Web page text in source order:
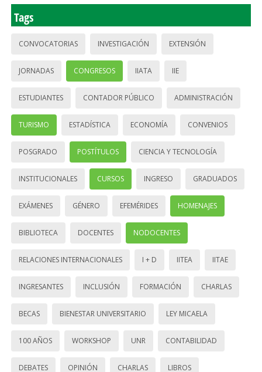
Tags
CONVOCATORIAS INVESTIGACIÓN EXTENSIÓN
JORNADAS CONGRESOS IIATA IIE
ESTUDIANTES CONTADOR PÚBLICO ADMINISTRACIÓN
TURISMO ESTADÍSTICA ECONOMÍA CONVENIOS
POSGRADO POSTÍTULOS CIENCIA Y TECNOLOGÍA
INSTITUCIONALES CURSOS INGRESO GRADUADOS
EXÁMENES GÉNERO EFEMÉRIDES HOMENAJES
BIBLIOTECA DOCENTES NODOCENTES
RELACIONES INTERNACIONALES I + D IITEA IITAE
INGRESANTES INCLUSIÓN FORMACIÓN CHARLAS
BECAS BIENESTAR UNIVERSITARIO LEY MICAELA
100 AÑOS WORKSHOP UNR CONTABILIDAD
DEBATES OPINIÓN CHARLAS LIBROS